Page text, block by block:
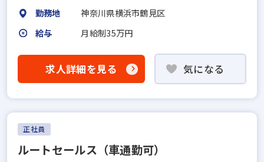
勤務地
神奈川県横浜市鶴見区
給与
月給制35万円
求人詳細を見る 気になる
正社員
ルートセールス（車通勤可）